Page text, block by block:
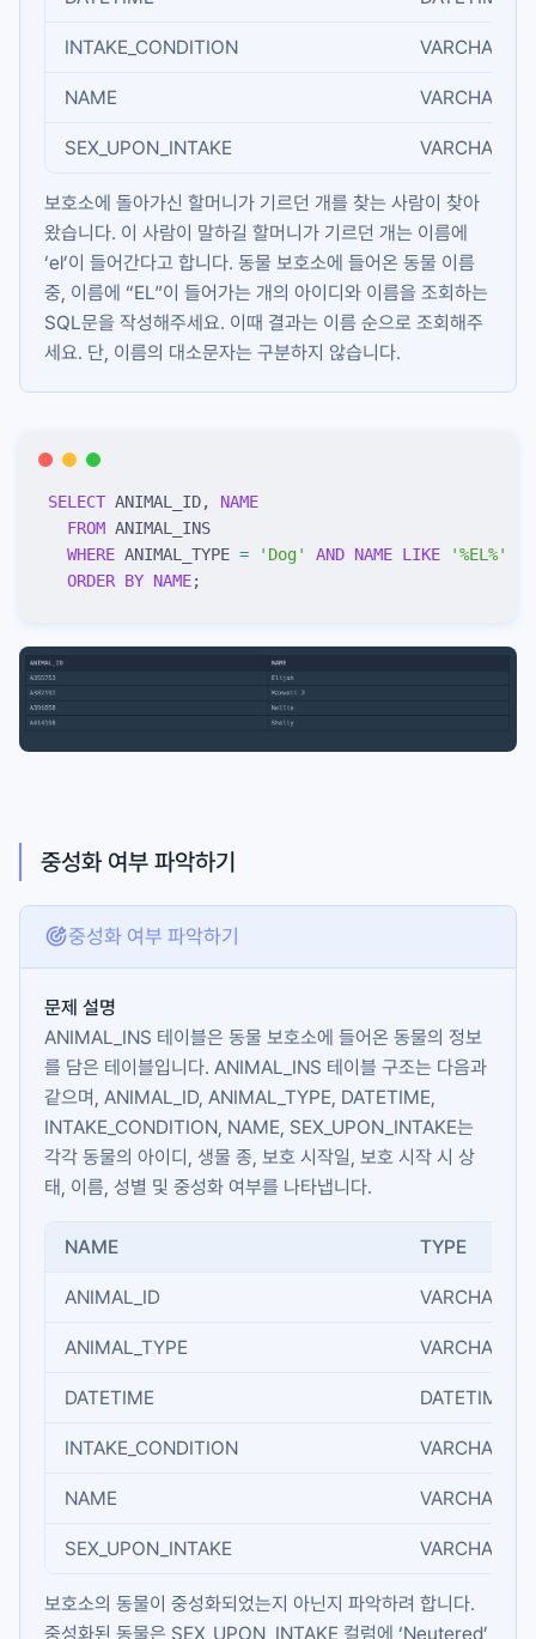
INTAKE_CONDITION VARCHAR(N)
NAME VARCHAR(N)
SEX_UPON_INTAKE VARCHAR(N)
보호소에 돌아가신 할머니가 기르던 개를 찾는 사람이 찾아
왔습니다. 이 사람이 말하길 할머니가 기르던 개는 이름에
‘el’이 들어간다고 합니다. 동물 보호소에 들어온 동물 이름
중, 이름에 “EL”이 들어가는 개의 아이디와 이름을 조회하는
SQL문을 작성해주세요. 이때 결과는 이름 순으로 조회해주
세요. 단, 이름의 대소문자는 구분하지 않습니다.
SELECT ANIMAL_ID, NAME
  FROM
ANIMAL_INS
  WHERE
ANIMAL_TYPE = ' Dog' AND NAME LIKE '%EL%'
  ORDER BY
NAME;
중성화 여부 파악하기
중성화 여부 파악하기
문제 설명
ANIMAL_INS 테이블은 동물 보호소에 들어온 동물의 정보
를 담은 테이블입니다. ANIMAL_INS 테이블 구조는 다음과
같으며, ANIMAL_ID, ANIMAL_TYPE, DATETIME,
INTAKE_CONDITION, NAME, SEX_UPON_INTAKE는
각각 동물의 아이디, 생물 종, 보호 시작일, 보호 시작 시 상
태, 이름, 성별 및 중성화 여부를 나타냅니다.
NAME TYPE
ANIMAL_ID VARCHAR(N)
ANIMAL_TYPE VARCHAR(N)
DATETIME DATETIME
INTAKE_CONDITION VARCHAR(N)
NAME VARCHAR(N)
SEX_UPON_INTAKE VARCHAR(N)
보호소의 동물이 중성화되었는지 아닌지 파악하려 합니다.
중성화된 동물은 SEX_UPON_INTAKE 컬럼에 ‘Neutered’